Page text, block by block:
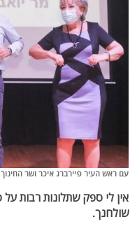
עם ראש העיר פיירברג איכר ושר
אין לי ספק שתלונות רבות על
שולחנך.